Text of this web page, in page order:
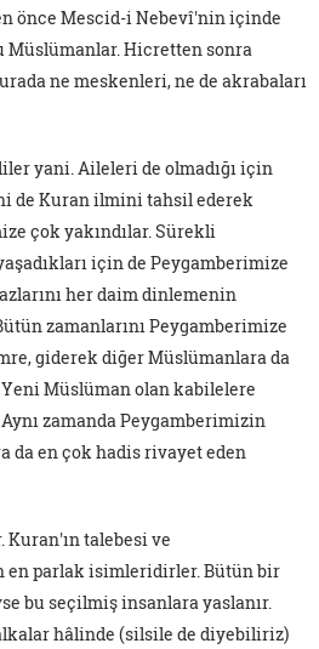
önce Mescid-i Nebevî'nin içinde
Müslümanlar. Hicretten sonra
ne meskenleri, ne de akrabaları
yani. Aileleri de olmadığı için
de Kuran ilmini tahsil ederek
çok yakındılar. Sürekli
için de Peygamberimize
her daim dinlemenin
zamanlarını Peygamberimize
giderek diğer Müslümanlara da
Müslüman olan kabilelere
zamanda Peygamberimizin
da en çok hadis rivayet eden
Kuran'ın talebesi ve
en parlak isimleridirler. Bütün bir
bu seçilmiş insanlara yaslanır.
hâlinde (silsile de diyebiliriz)